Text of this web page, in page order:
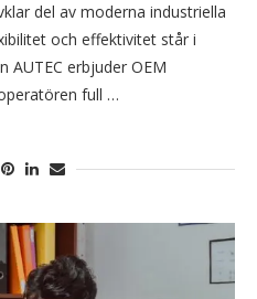
del av moderna industriella
och effektivitet står i
AUTEC erbjuder OEM
full …